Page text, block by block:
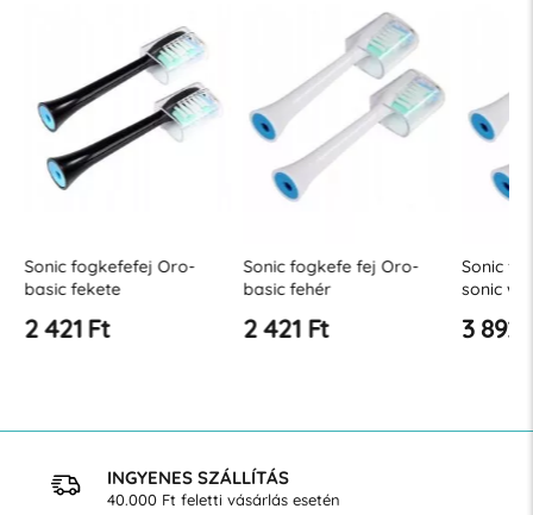
Sonic fogkefefej Oro-
basic fekete
2 421 Ft
Sonic fogkefe fej Oro-
basic fehér
2 421 Ft
Sonic
sonic
3 892
INGYENES SZÁLLÍTÁS
40.000 Ft feletti vásárlás esetén